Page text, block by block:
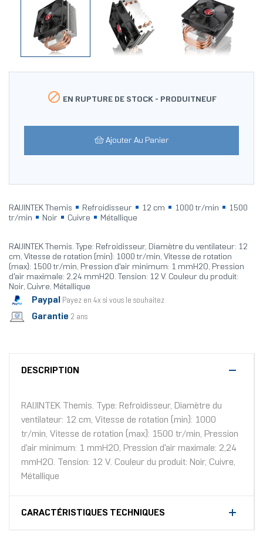
 EN RUPTURE DE STOCK - PRODUITNEUF
Ajouter Au Panier
RAIJINTEK Themis Refroidisseur 12 cm 1000 tr/min
1500
tr/min
Noir Cuivre Métallique
RAIJINTEK Themis. Type: Refroidisseur, Diamètre du ventilateur: 12
cm, Vitesse de rotation (min): 1000 tr/min, Vitesse de rotation
(max): 1500 tr/min, Pression d'air minimum: 1 mmH2O, Pression
d'air maximale: 2,24 mmH2O. Tension: 12 V. Couleur du produit:
Noir, Cuivre, Métallique
Paypal Payez en 4x si vous le souhaitez
Garantie 2 ans
DESCRIPTION
RAIJINTEK Themis. Type: Refroidisseur, Diamètre du
ventilateur: 12 cm, Vitesse de rotation (min): 1000
tr/min, Vitesse de rotation (max): 1500 tr/min, Pression
d'air minimum: 1 mmH2O, Pression d'air maximale: 2,24
mmH2O. Tension: 12 V. Couleur du produit: Noir, Cuivre,
Métallique
CARACTÉRISTIQUES TECHNIQUES